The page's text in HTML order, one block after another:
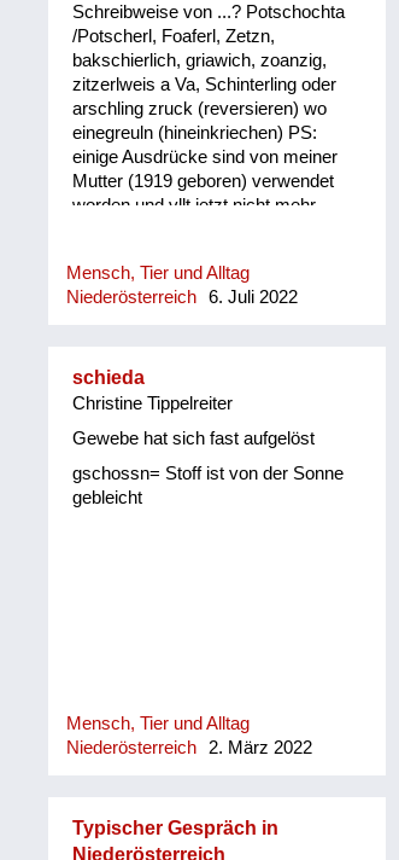
Schreibweise von ...? Potschochta
/Potscherl, Foaferl, Zetzn,
bakschierlich, griawich, zoanzig,
zitzerlweis a Va, Schinterling oder
arschling zruck (reversieren) wo
einegreuln (hineinkriechen) PS:
einige Ausdrücke sind von meiner
Mutter (1919 geboren) verwendet
worden und vllt jetzt nicht mehr
Mensch, Tier und Alltag
Niederösterreich
6. Juli 2022
schieda
Christine Tippelreiter
Gewebe hat sich fast aufgelöst
gschossn= Stoff ist von der Sonne
gebleicht
Mensch, Tier und Alltag
Niederösterreich
2. März 2022
Typischer Gespräch in
Niederösterreich